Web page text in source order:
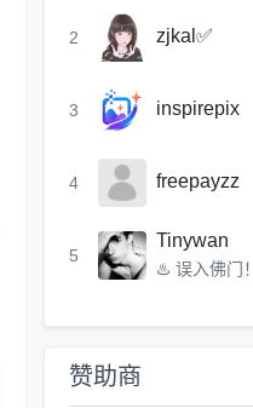
2 zjkal✅
3 inspirepix
4 freepayzz
5
Tinywan
♨️ 误入佛门！
赞助商